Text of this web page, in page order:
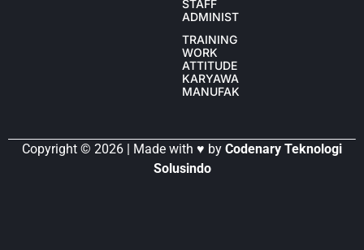
STAFF
ADMINISTRASI
TRAINING
WORK
ATTITUDE
KARYAWAN
MANUFAKTUR
Copyright © 2026 | Made with ♥ by Codenary Teknologi
Solusindo